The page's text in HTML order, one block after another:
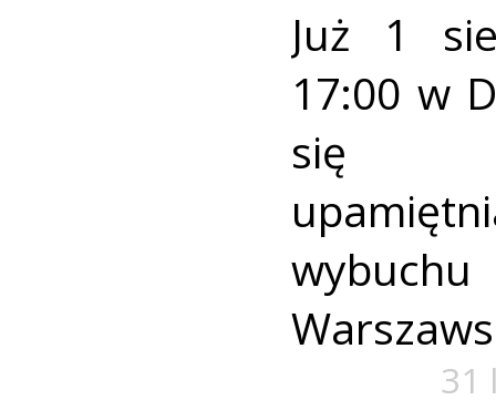
Już 1
17:00 w
się
31